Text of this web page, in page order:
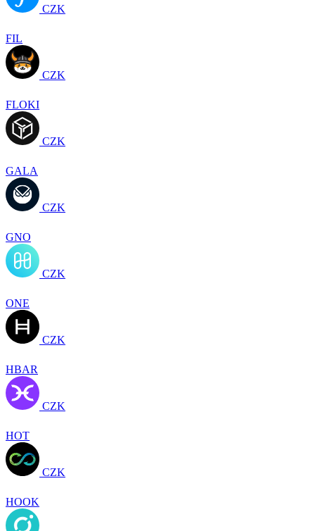
CZK
FIL
CZK
FLOKI
CZK
GALA
CZK
GNO
CZK
ONE
CZK
HBAR
CZK
HOT
CZK
HOOK